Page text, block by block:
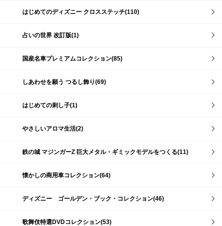
はじめてのディズニー クロスステッチ(110)
占いの世界 改訂版(1)
国産名車プレミアムコレクション(85)
しあわせを願う つるし飾り(69)
はじめての刺し子(1)
やさしいアロマ生活(2)
鉄の城 マジンガーZ 巨大メタル・ギミックモデルをつくる(11)
懐かしの商用車コレクション(64)
ディズニー ゴールデン・ブック・コレクション(46)
歌舞伎特選DVDコレクション(53)